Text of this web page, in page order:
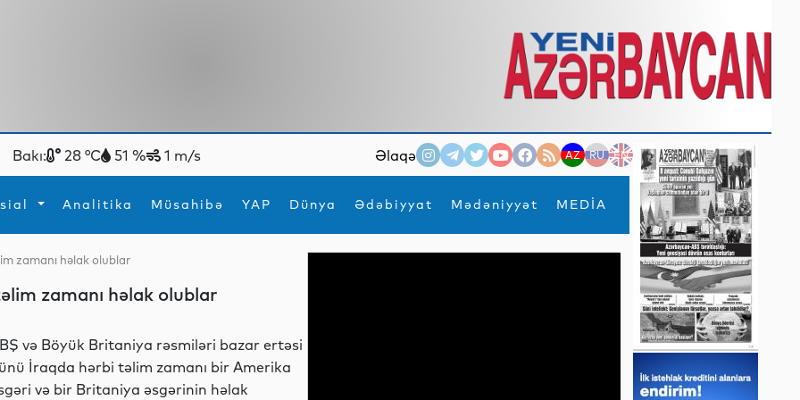
Bakı: 28 °C 51 % 1 m/s Əlaqə AZ RU EN
Analitika Müsahibə YAP Dünya Ədəbiyyat Mədəniyyət MEDİA
×
İdmanYeni texnologiyalar
zamanı həlak olublar
zamanı həlak olublar
və Böyük Britaniya rəsmiləri bazar ertəsi
İraqda hərbi təlim zamanı bir Amerika
və bir Britaniya əsgərinin həlak